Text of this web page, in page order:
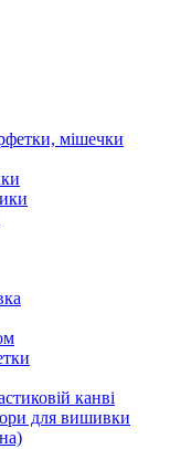
мішечки
канві
для вишивки